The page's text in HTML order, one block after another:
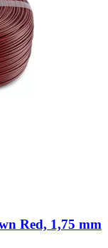
Red, 1,75 mm